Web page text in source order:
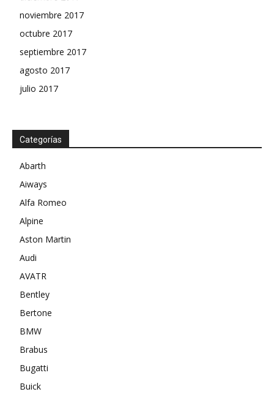
noviembre 2017
octubre 2017
septiembre 2017
agosto 2017
julio 2017
Categorías
Abarth
Aiways
Alfa Romeo
Alpine
Aston Martin
Audi
AVATR
Bentley
Bertone
BMW
Brabus
Bugatti
Buick